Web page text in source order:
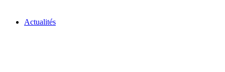
Actualités